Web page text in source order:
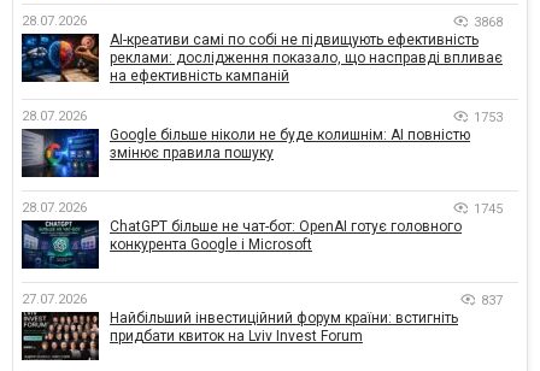
28.07.2026 3868
AI-креативи самі по собі не підвищують ефективність
реклами: дослідження показало, що насправді впливає
на ефективність кампаній
28.07.2026 1753
Google більше ніколи не буде колишнім: AI повністю
змінює правила пошуку
28.07.2026 1745
ChatGPT більше не чат-бот: OpenAI готує головного
конкурента Google і Microsoft
27.07.2026 837
Найбільший інвестиційний форум країни: встигніть
придбати квиток на Lviv Invest Forum